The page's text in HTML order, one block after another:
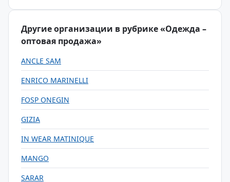
Другие организации в рубрике «Одежда –
оптовая продажа»
ANCLE SAM
ENRICO MARINELLI
FOSP ONEGIN
GIZIA
IN WEAR MATINIQUE
MANGO
SARAR